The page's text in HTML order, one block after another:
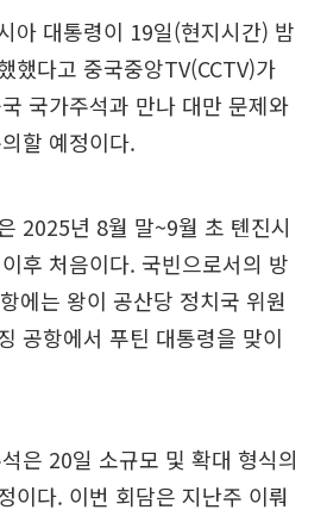
아 대통령이 19일(현지시간) 밤
했다고 중국중앙TV(CCTV)가
국가주석과 만나 대만 문제와
할 예정이다.
2025년 8월 말~9월 초 톈진시
후 처음이다. 국빈으로서의 방
에는 왕이 공산당 정치국 위원
공항에서 푸틴 대통령을 맞이
은 20일 소규모 및 확대 형식의
이다. 이번 회담은 지난주 이뤄